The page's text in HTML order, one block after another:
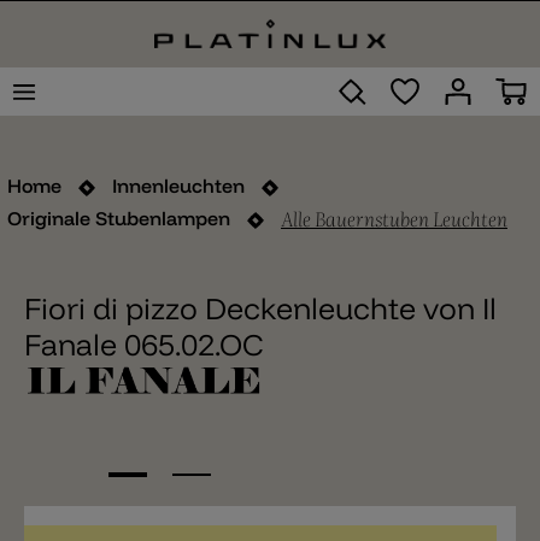
Home
Innenleuchten
Originale Stubenlampen
Alle Bauernstuben Leuchten
Fiori di pizzo Deckenleuchte von Il
Fanale 065.02.OC